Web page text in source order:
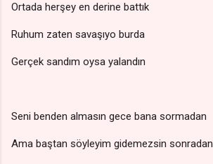
Ortada herşey en derine battık
Ruhum zaten savaşıyo burda
Gerçek sandım oysa yalandın
Seni benden almasın gece bana sormadan
Ama baştan söyleyim gidemezsin sonradan